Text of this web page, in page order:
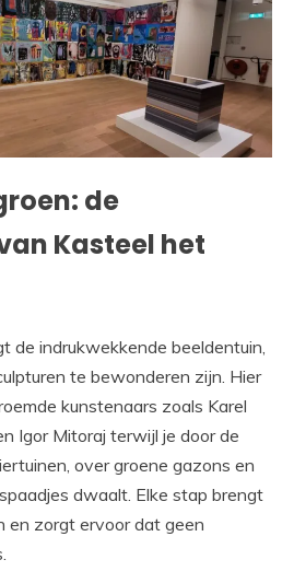
de
Kasteel het
de indrukwekkende beeldentuin,
te bewonderen zijn. Hier
kunstenaars zoals Karel
Igor Mitoraj terwijl je door de
over groene gazons en
dwaalt. Elke stap brengt
en zorgt ervoor dat geen